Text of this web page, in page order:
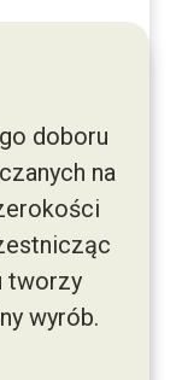
doboru
na
tworzy
wyrób.